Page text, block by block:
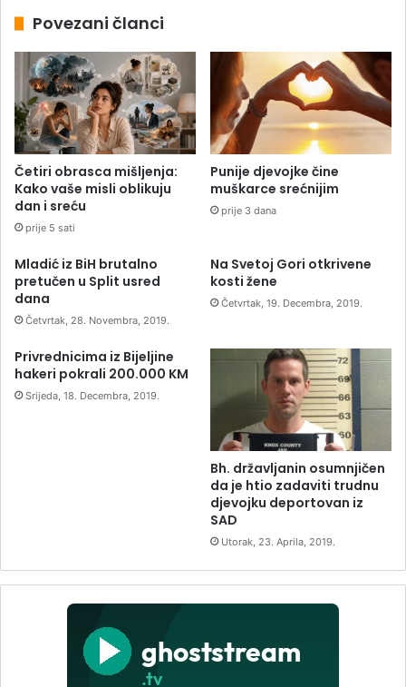
Povezani članci
Četiri obrasca mišljenja:
Kako vaše misli oblikuju
dan i sreću
prije 5 sati
Punije djevojke čine
muškarce srećnijim
prije 3 dana
Mladić iz BiH brutalno
pretučen u Split usred
dana
Četvrtak, 28. Novembra, 2019.
Na Svetoj Gori otkrivene
kosti žene
Četvrtak, 19. Decembra, 2019.
Privrednicima iz Bijeljine
hakeri pokrali 200.000 KM
Srijeda, 18. Decembra, 2019.
Bh. državljanin osumnjičen
da je htio zadaviti trudnu
djevojku deportovan iz
SAD
Utorak, 23. Aprila, 2019.